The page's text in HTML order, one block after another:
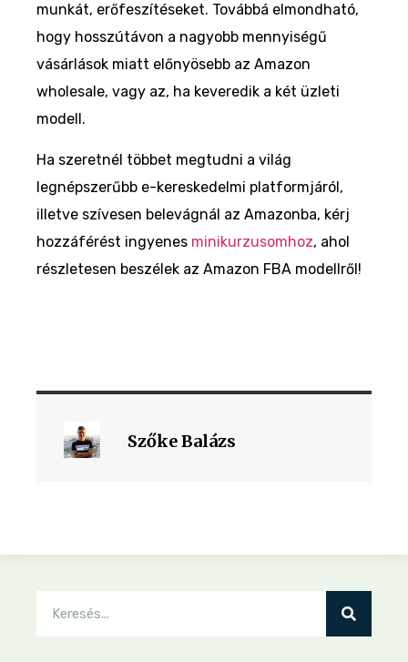
munkát, erőfeszítéseket. Továbbá elmondható,
hogy hosszútávon a nagyobb mennyiségű
vásárlások miatt előnyösebb az Amazon
wholesale, vagy az, ha keveredik a két üzleti
modell.
Ha szeretnél többet megtudni a világ
legnépszerűbb e-kereskedelmi platformjáról,
illetve szívesen belevágnál az Amazonba, kérj
hozzáférést ingyenes minikurzusomhoz, ahol
részletesen beszélek az Amazon FBA modellről!
Szőke Balázs